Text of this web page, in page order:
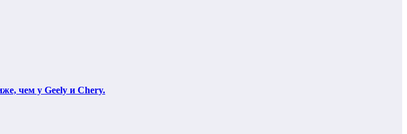
чем у Geely и Chery.